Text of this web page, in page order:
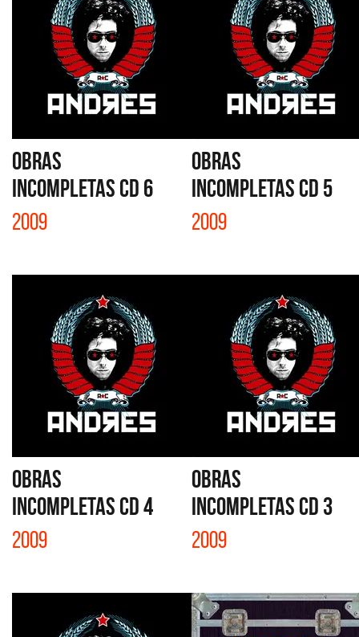
OBRAS
INCOMPLETAS CD 6
2009
OBRAS
INCOMPLETAS CD 5
2009
OBRAS
INCOMPLETAS CD 4
2009
OBRAS
INCOMPLETAS CD 3
2009